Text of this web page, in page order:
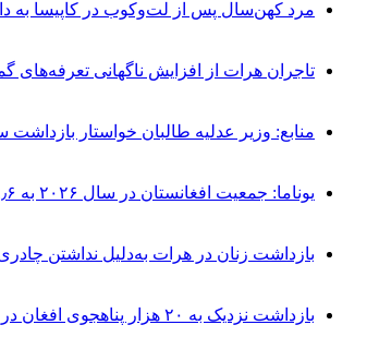
مرد کهن‌سال پس از لت‌وکوب در کاپیسا به
تاجران هرات از افزایش ناگهانی تعرفه‌های
منابع: وزیر عدلیه طالبان خواستار
یوناما: جمعیت افغانستان در سال ۲۰۲۶ به ۴۸٫۶ میلیون نفر می‌رسد
بازداشت زنان در هرات به‌دلیل نداشتن
بازداشت نزدیک به ۲۰ هزار پناهجوی افغان در ترکیه؛ افغان‌ها در صدر فهرست مهاجران بدون مدرک